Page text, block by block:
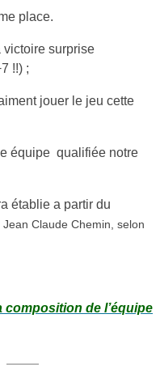
place.
victoire surprise
!!) ;
jouer le jeu cette
équipe qualifiée notre
établie a partir du
Claude Chemin, selon
de l’équipe